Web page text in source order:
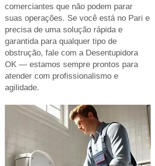
comerciantes que não podem parar
suas operações. Se você está no Pari e
precisa de uma solução rápida e
garantida para qualquer tipo de
obstrução, fale com a Desentupidora
OK — estamos sempre prontos para
atender com profissionalismo e
agilidade.